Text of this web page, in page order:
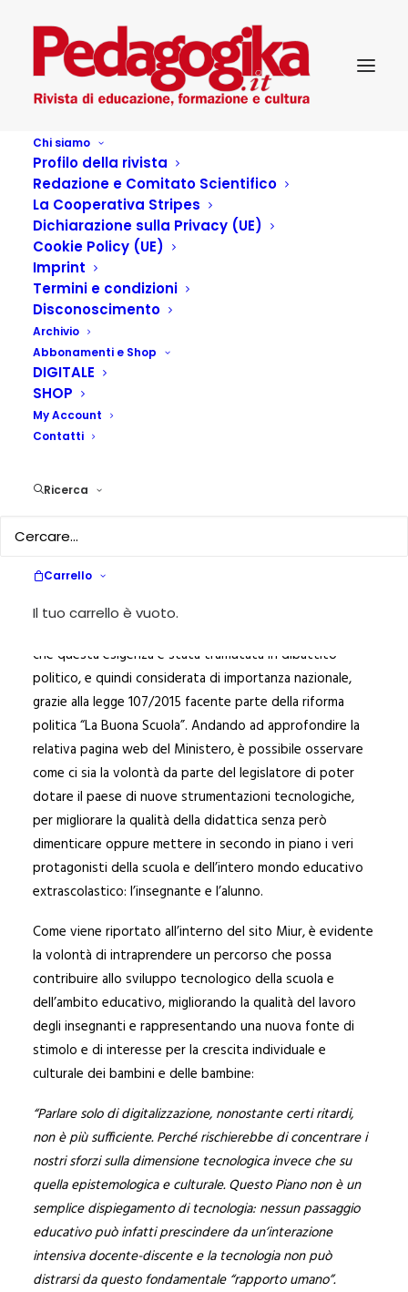
Chi siamo
Profilo della rivista
Redazione e Comitato Scientifico
La Cooperativa Stripes
Dichiarazione sulla Privacy (UE)
Cookie Policy (UE)
Imprint
Termini e condizioni
Disconoscimento
Archivio
Abbonamenti e Shop
DIGITALE
SHOP
My Account
Contatti
Ricerca
Carrello
Il tuo carrello è vuoto.
La digitalizzazione della
scuola nel progetto
Stringhe (FREE)
FELICIANO BIANCHIN
La digitalizzazione della scuola è una delle grandi
dibattito all’interno del panorama educativo e scolastico
italiano. Andando a consultare il sito MIUR, Ministero
che questa esigenza è stata tramutata in dibattito
politico, e quindi considerata di importanza nazionale,
grazie alla legge 107/2015 facente parte della riforma
politica “La Buona Scuola”. Andando ad approfondire la
relativa pagina web del Ministero, è possibile osservare
come ci sia la volontà da parte del legislatore di poter
dotare il paese di nuove strumentazioni tecnologiche,
per migliorare la qualità della didattica senza però
dimenticare oppure mettere in secondo in piano i veri
protagonisti della scuola e dell’intero mondo educativo
extrascolastico: l’insegnante e l’alunno.
Come viene riportato all’interno del sito Miur, è evidente
la volontà di intraprendere un percorso che possa
contribuire allo sviluppo tecnologico della scuola e
dell’ambito educativo, migliorando la qualità del lavoro
degli insegnanti e rappresentando una nuova fonte di
stimolo e di interesse per la crescita individuale e
culturale dei bambini e delle bambine:
“Parlare solo di digitalizzazione, nonostante certi ritardi,
non è più sufficiente. Perché rischierebbe di concentrare i
nostri sforzi sulla dimensione tecnologica invece che su
quella epistemologica e culturale. Questo Piano non è un
semplice dispiegamento di tecnologia: nessun passaggio
educativo può infatti prescindere da un’interazione
intensiva docente-discente e la tecnologia non può
distrarsi da questo fondamentale “rapporto umano”.